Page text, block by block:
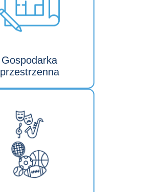
Gospodarka
przestrzenna